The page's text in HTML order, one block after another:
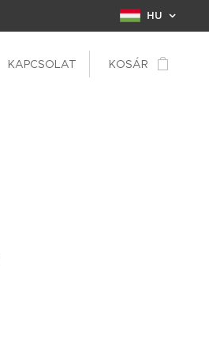
HU
KAPCSOLAT KOSÁR